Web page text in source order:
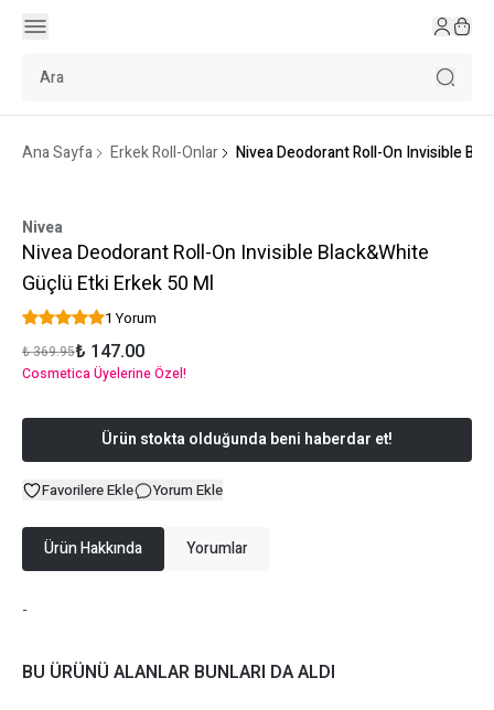
Ana Sayfa Erkek Roll-Onlar Nivea Deodorant Roll-On Invisible
Nivea
Nivea Deodorant Roll-On Invisible Black&White
Güçlü Etki Erkek 50 Ml
1 Yorum
₺ 369.95₺ 147.00
Cosmetica Üyelerine Özel!
Ürün stokta olduğunda beni haberdar et!
Favorilere Ekle Yorum Ekle
Ürün Hakkında Yorumlar
-
BU ÜRÜNÜ ALANLAR BUNLARI DA ALDI